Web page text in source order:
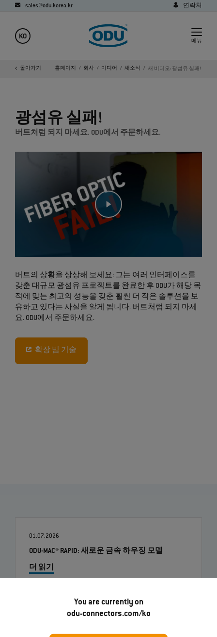
You are currently on
odu-connectors.com/ko
sales@odu-korea.kr 연락처
KO
메뉴
돌아가기 홈페이지 회사 미디어 새소식 새 비디오: 광섬유 실패!
광섬유 실패!
버트처럼 되지 마세요. ODU에서 주문하세요.
버트의 상황을 상상해 보세요: 그는 여러 인터페이스를
갖춘 대규모 광섬유 프로젝트를 완료한 후 ODU가 해당 목
적에 맞는 최고의 성능을 갖춘 훨씬 더 작은 솔루션을 보
유하고 있다는 사실을 알게 됩니다. 버트처럼 되지 마세
요. ODU에서 주문하세요.
확장 빔 기술
01.07.2026
ODU-MAC® RAPID: 새로운 금속 하우징 모델
더 읽기